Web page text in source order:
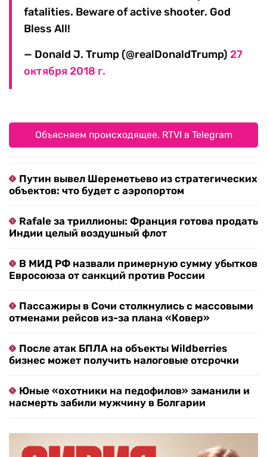
fatalities. Beware of active shooter. God
Bless All!
— Donald J. Trump (@realDonaldTrump) 27
октября 2018 г.
Объясняем происходящее. RTVI в Telegram
Путин вывел Шереметьево из стратегических
объектов: что будет с аэропортом
Rafale за триллионы: Франция готова продать
Индии целый воздушный флот
В МИД РФ назвали примерную сумму убытков
Евросоюза от санкций против России
Пассажиры в Сочи столкнулись с массовыми
отменами рейсов из-за плана «Ковер»
После атак БПЛА на объекты Wildberries
бизнес может получить налоговые отсрочки
Юные «охотники на педофилов» заманили и
насмерть забили мужчину в Болгарии